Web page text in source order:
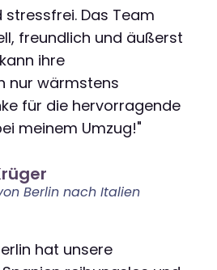
Das Team
freundlich und äußerst
ihre
nur wärmstens
für die hervorragende
meinem Umzug!"
Berlin nach Italien
hat unsere